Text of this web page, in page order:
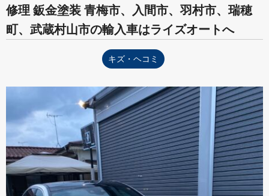
修理 鈑金塗装 青梅市、入間市、羽村市、瑞穂
町、武蔵村山市の輸入車はライズオートへ
キズ・ヘコミ